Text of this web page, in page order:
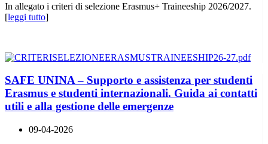
In allegato i criteri di selezione Erasmus+ Traineeship 2026/2027.
[leggi tutto]
SAFE UNINA – Supporto e assistenza per studenti
Erasmus e studenti internazionali. Guida ai contatti
utili e alla gestione delle emergenze
09-04-2026